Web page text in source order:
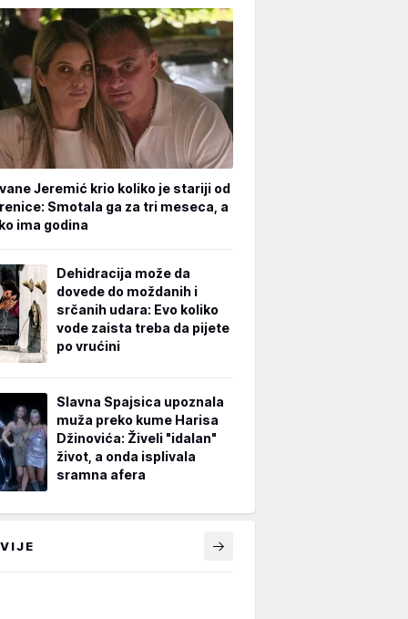
Jeremić krio koliko je stariji od
Smotala ga za tri meseca, a
ima godina
Dehidracija može da
dovede do moždanih i
srčanih udara: Evo koliko
vode zaista treba da pijete
po vrućini
Slavna Spajsica upoznala
muža preko kume Harisa
Džinovića: Živeli "idalan"
život, a onda isplivala
sramna afera